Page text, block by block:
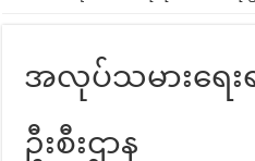
အလုပ်သမားရေ
ဦးစီးဌာန